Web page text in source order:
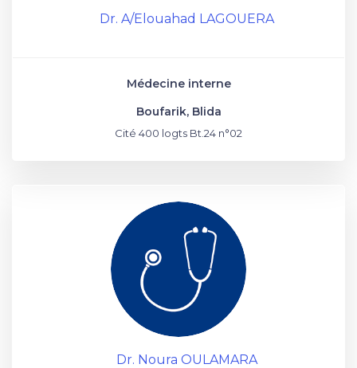
Dr. A/Elouahad LAGOUERA
Médecine interne
Boufarik, Blida
Cité 400 logts Bt.24 n°02
Dr. Noura OULAMARA